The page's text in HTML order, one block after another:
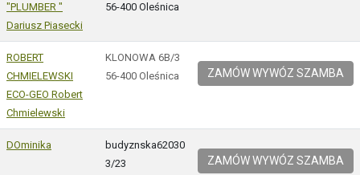
"PLUMBER "
Dariusz Piasecki
56-400 Oleśnica
ROBERT
CHMIELEWSKI
ECO-GEO Robert
Chmielewski
KLONOWA 6B/3
56-400 Oleśnica
ZAMÓW WYWÓZ SZAMBA
DOminika
budyznska62030
3/23
ZAMÓW WYWÓZ SZAMBA